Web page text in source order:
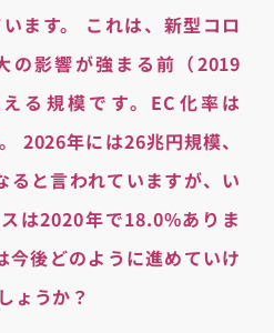
ます。 これは、新型コロ
の影響が強まる前（2019
る規模です。EC化率は
2026年には26兆円規模、
ると言われていますが、い
は2020年で18.0%ありま
今後どのように進めていけ
ょうか？